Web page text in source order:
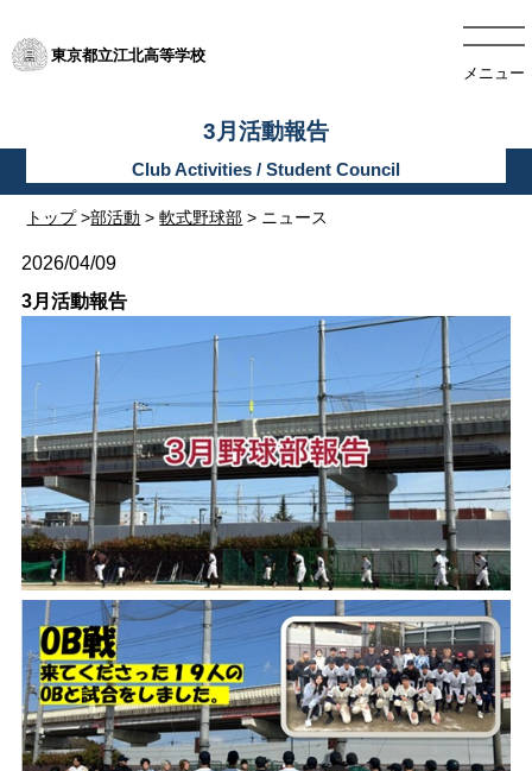
東京都立江北高等学校
メニュー
トップ>部活動 >軟式野球部 > ニュース
3月活動報告
2026/04/09
3月活動報告